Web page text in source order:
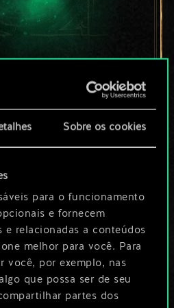
Sobre os cookies
para o funcionamento
e fornecem
e relacionadas a conteúdos
melhor para você. Para
você, por exemplo, nas
que possa ser de seu
partes dos
isto é
conjunto
dá para
mais!
este baralho e crie